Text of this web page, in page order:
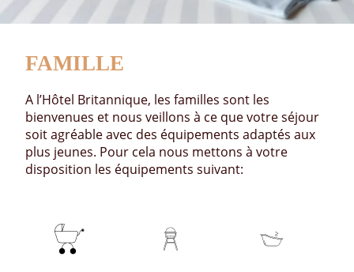
FAMILLE
A l’Hôtel Britannique, les familles sont les
bienvenues et nous veillons à ce que votre séjour
soit agréable avec des équipements adaptés aux
plus jeunes. Pour cela nous mettons à votre
disposition les équipements suivant: